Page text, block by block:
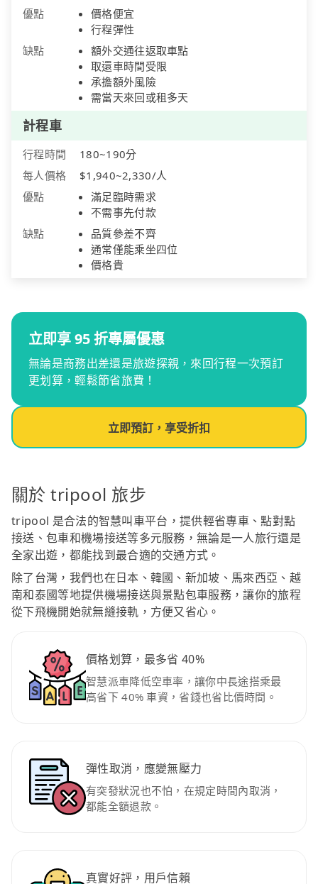
優點
價格便宜
行程彈性
缺點
額外交通往返取車點
取還車時間受限
承擔額外風險
需當天來回或租多天
計程車
行程時間
180~190分
每人價格
$1,940~2,330/人
優點
滿足臨時需求
不需事先付款
缺點
品質參差不齊
通常僅能乘坐四位
價格貴
立即享 95 折專屬優惠
無論是商務出差還是旅遊探親，來回行程一次預訂
更划算，輕鬆節省旅費！
立即預訂，享受折扣
關於 tripool 旅步
tripool 是合法的智慧叫車平台，提供輕省專車、點對點
接送、包車和機場接送等多元服務，無論是一人旅行還是
全家出遊，都能找到最合適的交通方式。
除了台灣，我們也在日本、韓國、新加坡、馬來西亞、越
南和泰國等地提供機場接送與景點包車服務，讓你的旅程
從下飛機開始就無縫接軌，方便又省心。
價格划算，最多省 40%
智慧派車降低空車率，讓你中長途搭乘最
高省下 40% 車資，省錢也省比價時間。
彈性取消，應變無壓力
有突發狀況也不怕，在規定時間內取消，
都能全額退款。
真實好評，用戶信賴